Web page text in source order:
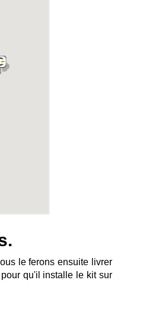
le ferons ensuite livrer
qu'il installe le kit sur